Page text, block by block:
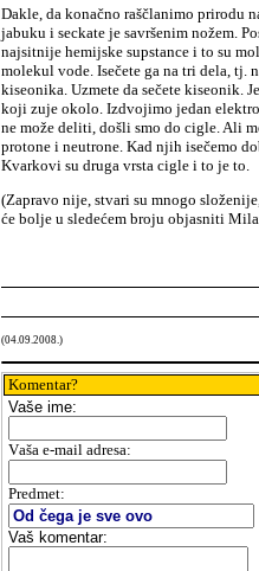
Dakle, da konačno raščlanimo prirodu
jabuku i seckate je savršenim nožem.
najsitnije hemijske supstance i to su
molekul vode. Isečete ga na tri dela, tj.
kiseonika. Uzmete da sečete kiseonik.
koji zuje okolo. Izdvojimo jedan
ne može deliti, došli smo do cigle. Ali
protone i neutrone. Kad njih isečemo
Kvarkovi su druga vrsta cigle i to je to.
(Zapravo nije, stvari su mnogo
će bolje u sledećem broju objasniti
(04 09 .2008. )
Komentar?
Vaše ime:
Vaša e-mail adresa:
Predmet:
Vaš komentar: